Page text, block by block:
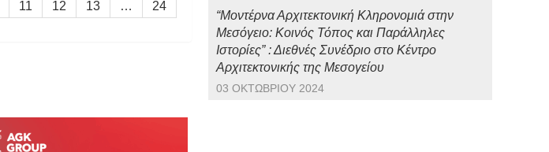
11 12 13 …
24
“Μοντέρνα Αρχιτεκτονική Κληρονομιά στην
Μεσόγειο: Κοινός Τόπος και Παράλληλες
Ιστορίες” : Διεθνές Συνέδριο στο Κέντρο
Αρχιτεκτονικής της Μεσογείου
03 ΟΚΤΩΒΡΊΟΥ 2024